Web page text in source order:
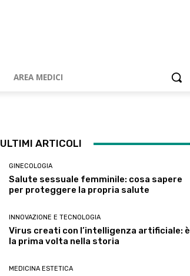
AREA MEDICI
ULTIMI ARTICOLI
GINECOLOGIA
Salute sessuale femminile: cosa sapere
per proteggere la propria salute
INNOVAZIONE E TECNOLOGIA
Virus creati con l’intelligenza artificiale: è
la prima volta nella storia
MEDICINA ESTETICA